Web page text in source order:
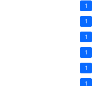
1
1
1
1
1
1